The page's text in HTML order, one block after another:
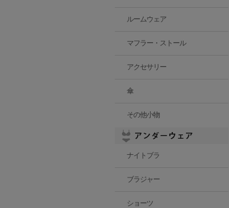
ルームウェア
マフラー・ストール
アクセサリー
傘
その他小物
ナイトブラ
ブラジャー
ショーツ